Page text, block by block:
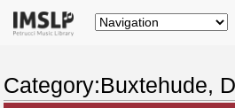
Category:Buxtehude,